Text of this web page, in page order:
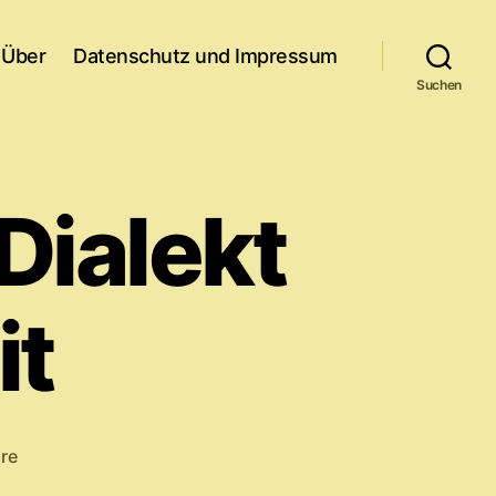
Über Datenschutz und Impressum
Suchen
zu